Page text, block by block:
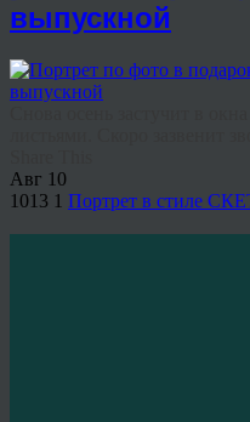
выпускной
Авг 10
1013 1 Портрет в стиле